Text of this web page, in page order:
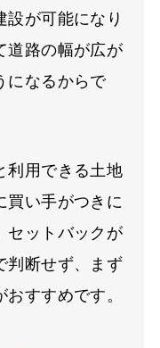
設が可能になり
道路の幅が広が
になるからで
利用できる土地
買い手がつきに
セットバックが
判断せず、まず
すすめです。